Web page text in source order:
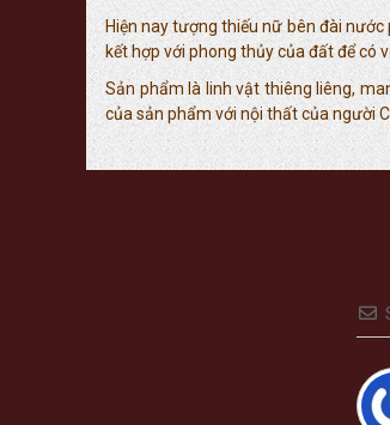
Hiện nay tượng thiếu nữ bên đài
kết hợp với phong thủy của đất để có
Sản phẩm là linh vật thiêng liêng,
của sản phẩm với nội thất của người